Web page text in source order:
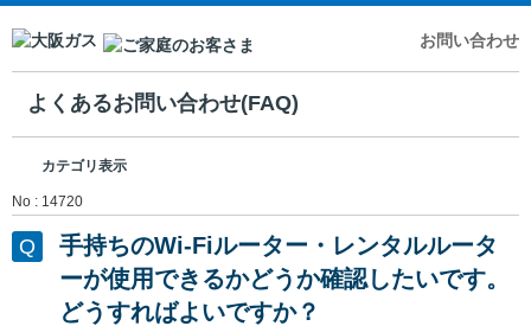
お問い合わせ
よくあるお問い合わせ(FAQ)
カテゴリ表示
No : 14720
手持ちのWi-Fiルーター・レンタルルータ
ーが使用できるかどうか確認したいです。
どうすればよいですか？